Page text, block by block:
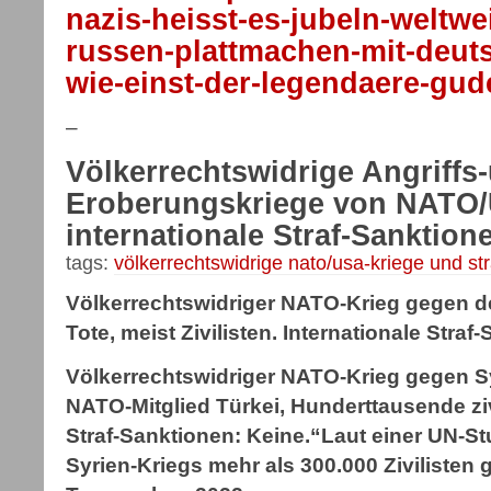
nazis-heisst-es-jubeln-
russen-plattmachen-mit-
wie-einst-der-legendaere-
–
Völkerrechtswidrige
Eroberungskriege von
internationale Straf-
tags: völkerrechtswidrige nato/usa-kriege und
Völkerrechtswidriger NATO-Krieg gegen
Tote, meist Zivilisten. Internationale Straf-
Völkerrechtswidriger NATO-Krieg gegen
NATO-Mitglied Türkei, Hunderttausende
Straf-Sanktionen: Keine.“Laut einer UN-
Syrien-Kriegs mehr als 300.000 Zivilisten